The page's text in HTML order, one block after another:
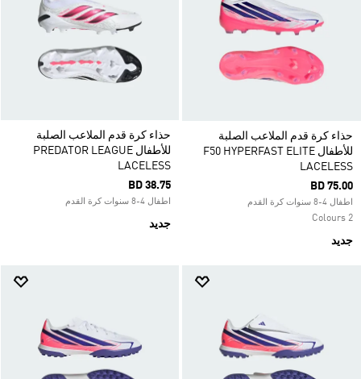
حذاء كرة قدم الملاعب الصلبة
للأطفال F50 HYPERFAST ELITE
LACELESS
BD 75.00
اطفال 4-8 سنوات كرة القدم
2 Colours
جديد
حذاء كرة قدم الملاعب الصلبة
للأطفال PREDATOR LEAGUE
LACELESS
BD 38.75
اطفال 4-8 سنوات كرة القدم
جديد